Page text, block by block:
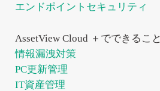
エンドポイントセキュリティ
AssetView Cloud ＋でできること
情報漏洩対策
PC更新管理
IT資産管理